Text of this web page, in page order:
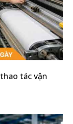
tác vận